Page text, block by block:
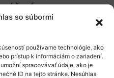
so súbormi
používame technológie, ako
prístup k informáciám o zariadení.
spracovávať údaje, ako je
ID na tejto stránke. Nesúhlas
účasťou
prioritách